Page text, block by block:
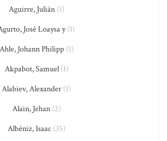
Aguirre, Julián(1)
José Loaysa y(1)
Ahle, Johann Philipp(1)
Akpabot, Samuel(1)
Alabiev, Alexander (1)
Alain, Jehan(2)
Albéniz, Isaac (35)